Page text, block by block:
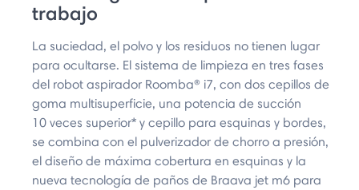
trabajo
La suciedad, el polvo y los residuos no tienen lugar
para ocultarse. El sistema de limpieza en tres fases
del robot aspirador Roomba® i7, con dos cepillos de
goma multisuperficie, una potencia de succión
10 veces superior* y cepillo para esquinas y bordes,
se combina con el pulverizador de chorro a presión,
el diseño de máxima cobertura en esquinas y la
nueva tecnología de paños de Braava jet m6 para